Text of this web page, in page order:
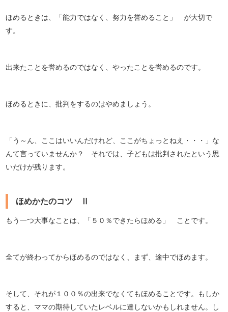
ほめるときは、「能力ではなく、努力を誉めること」 が大切で
す。
出来たことを誉めるのではなく、やったことを誉めるのです。
ほめるときに、批判をするのはやめましょう。
「う～ん、ここはいいんだけれど、ここがちょっとねえ・・・」な
んて言っていませんか？ それでは、子どもは批判されたという思
いだけが残ります。
ほめかたのコツ Ⅱ
もう一つ大事なことは、「５０％できたらほめる」 ことです。
全てが終わってからほめるのではなく、まず、途中でほめます。
そして、それが１００％の出来でなくてもほめることです。もしか
すると、ママの期待していたレベルに達しないかもしれません。し